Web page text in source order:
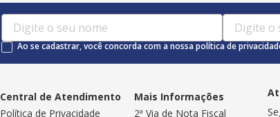
Ao se cadastrar, você concorda com a nossa política de
Central de Atendimento
Política de Privacidade
Mais Informações
2ª Via de Nota Fiscal